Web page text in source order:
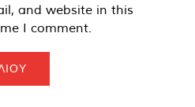
and website in this
I comment.